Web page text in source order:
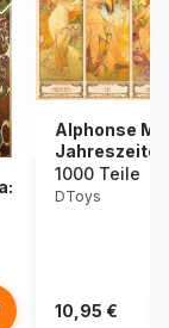
Alphonse
Jahreszeiten
1000 Teile
DToys
10,95 €